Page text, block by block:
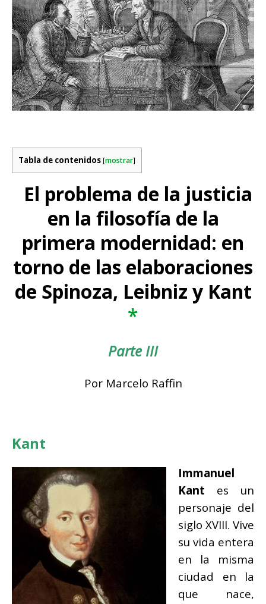
Tabla de contenidos [mostrar]
El problema de la justicia
en la filosofía de la
primera modernidad: en
torno de las elaboraciones
de Spinoza, Leibniz y Kant
*
Parte III
Por Marcelo Raffin
Kant
Immanuel
Kant es un
personaje del
siglo XVIII. Vive
su vida entera
en la misma
ciudad en la
que nace,